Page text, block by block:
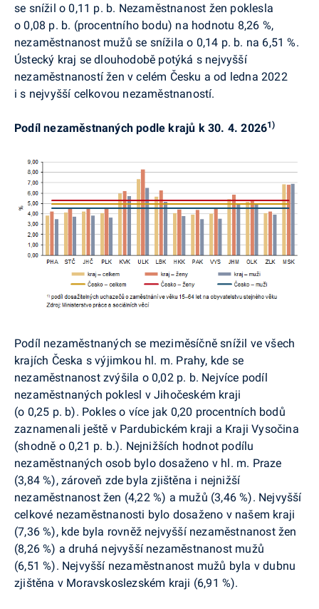
se snížil o 0,11 p. b. Nezaměstnanost žen poklesla
o 0,08 p. b. (procentního bodu) na hodnotu 8,26 %,
nezaměstnanost mužů se snížila o 0,14 p. b. na 6,51 %.
Ústecký kraj se dlouhodobě potýká s nejvyšší
nezaměstnaností žen vcelém Česku a od ledna 2022
i s nejvyšší celkovou nezaměstnaností.
Podíl nezaměstnaných podle krajů k 30. 4. 20261)
Podíl nezaměstnaných se meziměsíčně snížil ve všech
krajích Česka s výjimkou hl. m. Prahy, kde se
nezaměstnanost zvýšila o 0,02 p. b. Nejvíce podíl
nezaměstnaných poklesl v Jihočeském kraji
(o 0,25 p. b). Pokles o více jak 0,20 procentních bodů
zaznamenali ještě v Pardubickém kraji a Kraji Vysočina
(shodně o 0,21 p. b.). Nejnižších hodnot podílu
nezaměstnaných osob bylo dosaženo v hl. m. Praze
(3,84 %), zároveň zde byla zjištěna i nejnižší
nezaměstnanost žen (4,22 %) a mužů (3,46 %). Nejvyšší
celkové nezaměstnanosti bylo dosaženo v našem kraji
(7,36 %), kde byla rovněž nejvyšší nezaměstnanost žen
(8,26 %) a druhá nejvyšší nezaměstnanost mužů
(6,51 %). Nejvyšší nezaměstnanost mužů byla v dubnu
zjištěna v Moravskoslezském kraji (6,91 %).